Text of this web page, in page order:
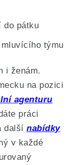
do pátku
týmu
i ženám.
na pozici
agenturu
práci
dalšínabídky
v každé